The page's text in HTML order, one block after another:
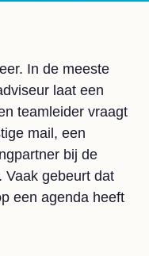
In de meeste
laat een
teamleider vraagt
mail, een
bij de
Vaak gebeurt dat
een agenda heeft